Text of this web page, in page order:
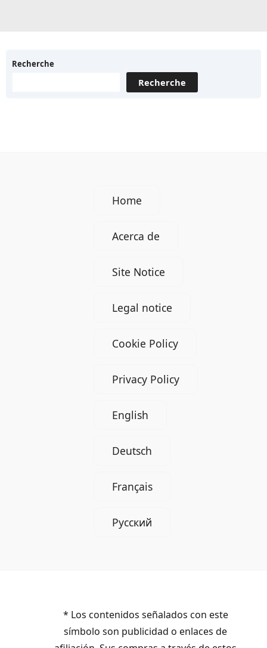
distrito
Recherche
Recherche
Home
Acerca de
Site Notice
Legal notice
Cookie Policy
Privacy Policy
English
Deutsch
Français
Русский
* Los contenidos señalados con este
símbolo son publicidad o enlaces de